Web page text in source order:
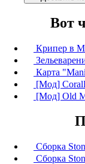
Вот
Крипер в
Карта
[Мод]
[Мод] Old
Сборка
Сборка